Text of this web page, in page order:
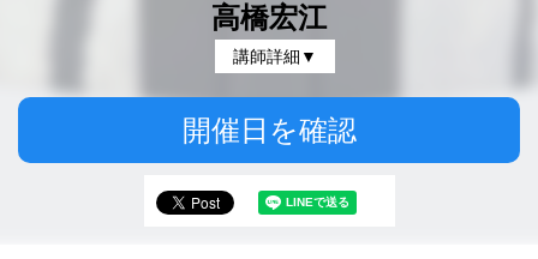
高橋宏江
講師詳細▼
開催日を確認